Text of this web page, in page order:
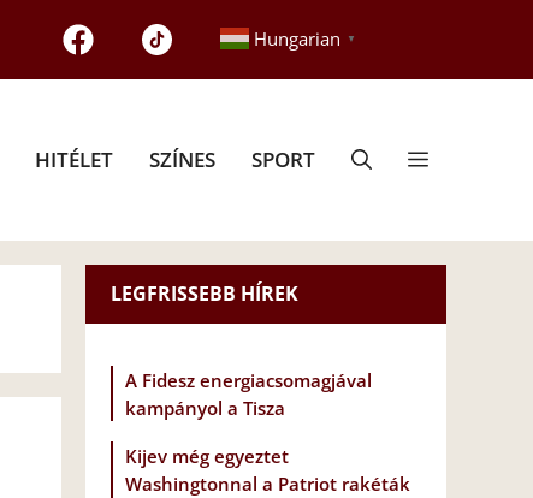
Hungarian ▼
HITÉLET SZÍNES SPORT
LEGFRISSEBB HÍREK
A Fidesz energiacsomagjával
kampányol a Tisza
Kijev még egyeztet
Washingtonnal a Patriot rakéták